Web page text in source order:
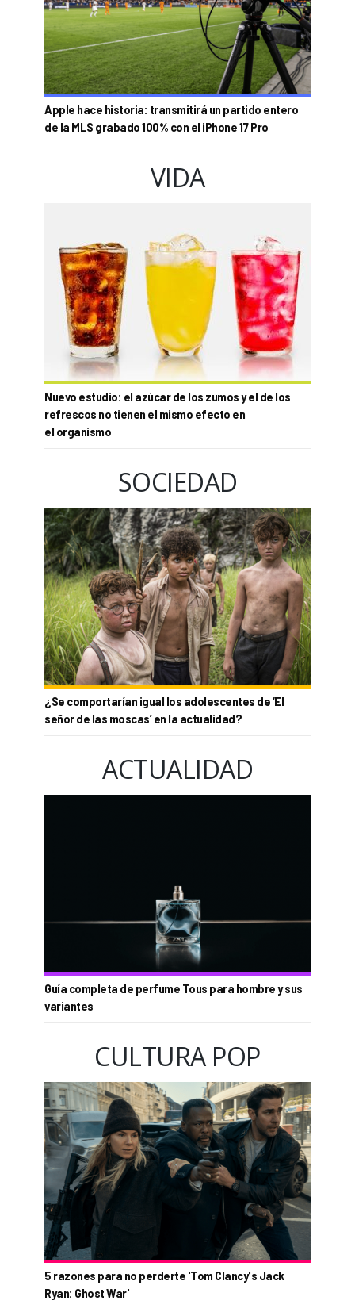
Apple hace historia: transmitirá un partido entero
de la MLS grabado 100% con el iPhone 17 Pro
VIDA
Nuevo estudio: el azúcar de los zumos y el de los
refrescos no tienen el mismo efecto en
el organismo
SOCIEDAD
¿Se comportarían igual los adolescentes de ‘El
señor de las moscas’ en la actualidad?
ACTUALIDAD
Guía completa de perfume Tous para hombre y sus
variantes
CULTURA POP
5 razones para no perderte 'Tom Clancy's Jack
Ryan: Ghost War'